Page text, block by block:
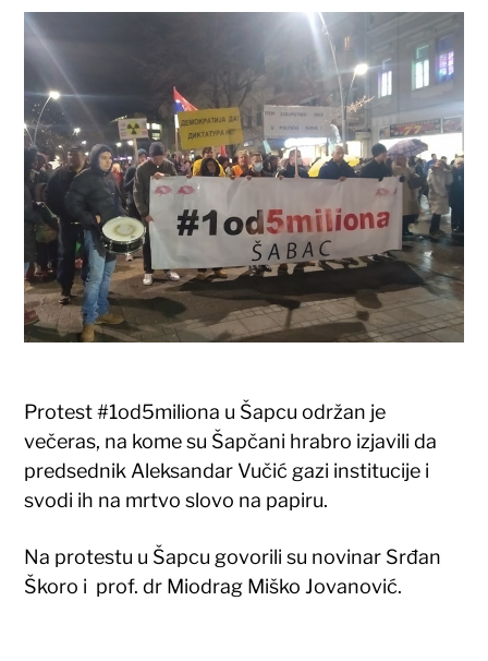
Protest #1od5miliona u Šapcu održan je
večeras, na kome su Šapčani hrabro izjavili da
predsednik Aleksandar Vučić gazi institucije i
svodi ih na mrtvo slovo na papiru.
Na protestu u Šapcu govorili su novinar Srđan
Škoro i prof. dr Miodrag Miško Jovanović.